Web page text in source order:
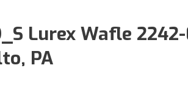
Lurex Wafle 2242-
PA